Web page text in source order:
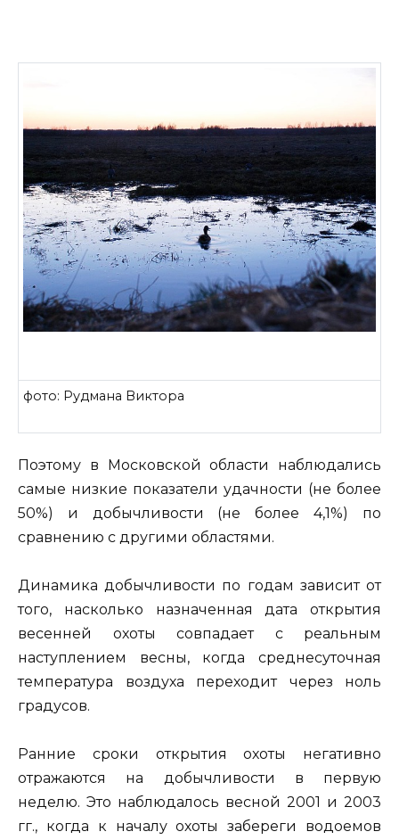
фото: Рудмана Виктора
Поэтому в Московской области наблюдались
самые низкие показатели удачности (не более
50%) и добычливости (не более 4,1%) по
сравнению с другими областями.
Динамика добычливости по годам зависит от
того, насколько назначенная дата открытия
весенней охоты совпадает с реальным
наступлением весны, когда среднесуточная
температура воздуха переходит через ноль
градусов.
Ранние сроки открытия охоты негативно
отражаются на добычливости в первую
неделю. Это наблюдалось весной 2001 и 2003
гг., когда к началу охоты забереги водоемов